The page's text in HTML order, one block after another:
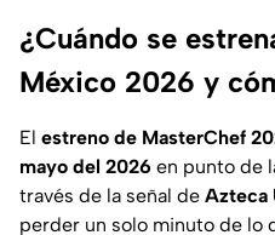
¿Cuándo se
México 2026 y
El estreno de MasterChef
mayo del 2026 en punto de
través de la señal de Azteca
perder un solo minuto de lo